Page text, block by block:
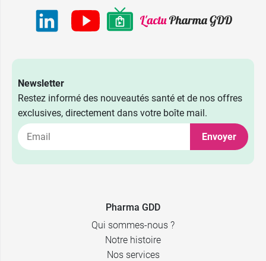
Newsletter
Restez informé des nouveautés santé et de nos offres
exclusives, directement dans votre boîte mail.
Envoyer
Pharma GDD
Qui sommes-nous ?
Notre histoire
Nos services